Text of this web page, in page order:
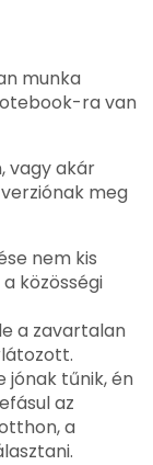
munka
ra van
vagy akár
meg
nem kis
közösségi
a zavartalan
jónak tűnik, én
az
a